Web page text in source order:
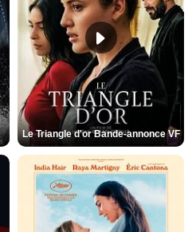
Le Triangle d'or Bande-annonce VF